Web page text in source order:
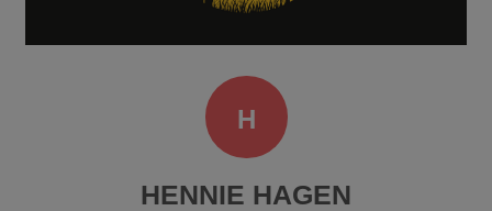
H
HENNIE HAGEN